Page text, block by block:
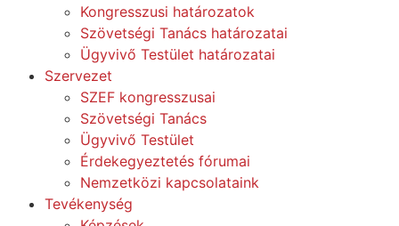
Kongresszusi határozatok
Szövetségi Tanács határozatai
Ügyvivő Testület határozatai
Szervezet
SZEF kongresszusai
Szövetségi Tanács
Ügyvivő Testület
Érdekegyeztetés fórumai
Nemzetközi kapcsolataink
Tevékenység